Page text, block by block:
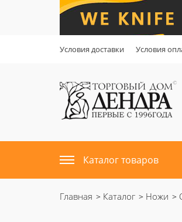
Условия доставки Условия
Каталог товаров
Главная Каталог Ножи